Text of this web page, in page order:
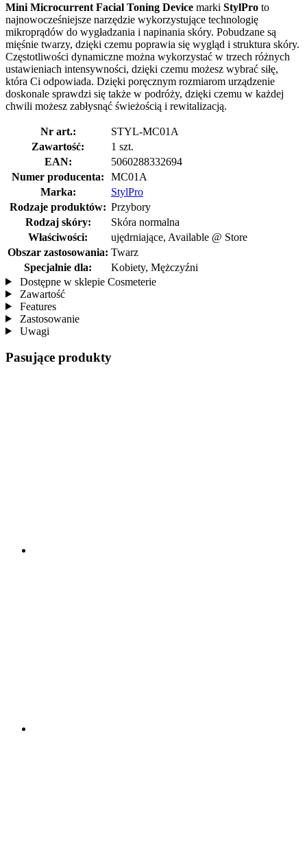
Mini Microcurrent Facial Toning Device marki StylPro to
najnowocześniejsze narzędzie wykorzystujące technologię
mikroprądów do wygładzania i napinania skóry. Pobudzane są
mięśnie twarzy, dzięki czemu poprawia się wygląd i struktura skóry.
Częstotliwości dynamiczne można wykorzystać w trzech różnych
ustawieniach intensywności, dzięki czemu możesz wybrać siłę,
która Ci odpowiada. Dzięki poręcznym rozmiarom urządzenie
doskonale sprawdzi się także w podróży, dzięki czemu w każdej
chwili możesz zabłysnąć świeżością i rewitalizacją.
Nr art.:
STYL-MC01A
Zawartość:
1 szt.
EAN:
5060288332694
Numer producenta:
MC01A
Marka:
StylPro
Rodzaje produktów: Przybory
Rodzaj skóry:
Skóra normalna
Właściwości:
ujędrniające, Available @ Store
Obszar zastosowania: Twarz
Specjalnie dla:
Kobiety, Mężczyźni
Dostępne w sklepie Cosmeterie
Zawartość
Features
Zastosowanie
Uwagi
Pasujące produkty